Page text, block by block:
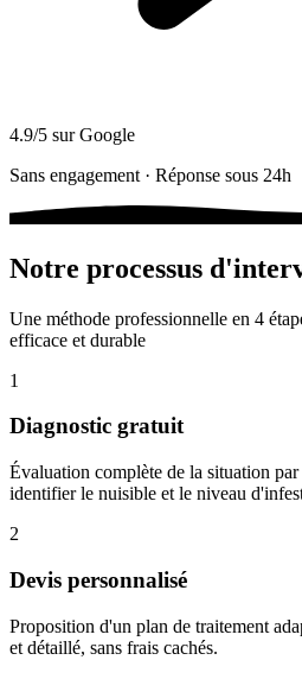
4.9/5 sur Google
Sans engagement · Réponse sous 24h
Notre processus
Une méthode professionnelle en 4
efficace et durable
1
Diagnostic gratuit
Évaluation complète de la situation
identifier le nuisible et le niveau
2
Devis personnalisé
Proposition d'un plan de traitement
et détaillé, sans frais cachés.